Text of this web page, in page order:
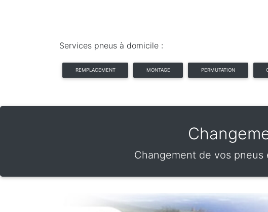
Services pneus à domicile :
REMPLACEMENT MONTAGE PERMUTATION
Changement de vos